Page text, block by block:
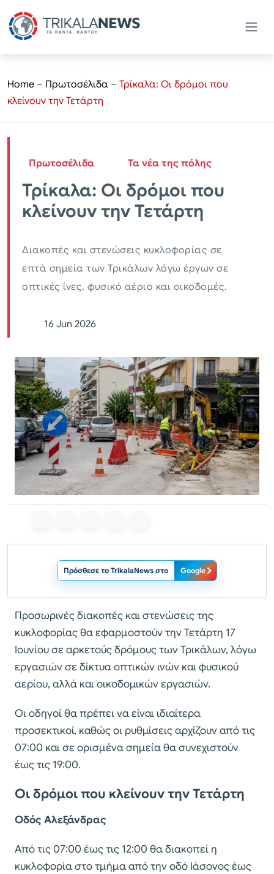
Home – Πρωτοσέλιδα – Τρίκαλα: Οι δρόμοι που
κλείνουν την Τετάρτη
Πρωτοσέλιδα Τα νέα της πόλης
Τρίκαλα: Οι δρόμοι που
κλείνουν την Τετάρτη
Διακοπές και στενώσεις κυκλοφορίας σε
επτά σημεία των Τρικάλων λόγω έργων σε
οπτικές ίνες, φυσικό αέριο και οικοδομές.
16 Jun 2026
Πρόσθεσε το TrikalaNews στο Google
Προσωρινές διακοπές και στενώσεις της
κυκλοφορίας θα εφαρμοστούν την Τετάρτη 17
Ιουνίου σε αρκετούς δρόμους των Τρικάλων, λόγω
εργασιών σε δίκτυα οπτικών ινών και φυσικού
αερίου, αλλά και οικοδομικών εργασιών.
Οι οδηγοί θα πρέπει να είναι ιδιαίτερα
προσεκτικοί, καθώς οι ρυθμίσεις αρχίζουν από τις
07:00 και σε ορισμένα σημεία θα συνεχιστούν
έως τις 19:00.
Οι δρόμοι που κλείνουν την Τετάρτη
Οδός Αλεξάνδρας
Από τις 07:00 έως τις 12:00 θα διακοπεί η
κυκλοφορία στο τμήμα από την οδό Ιάσονος έως